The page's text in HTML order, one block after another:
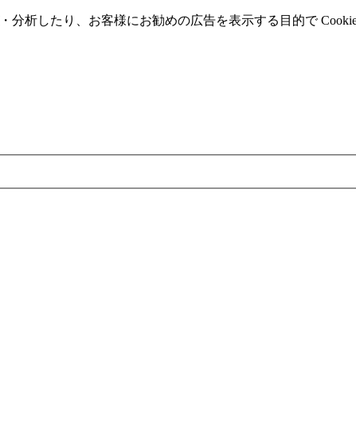
析したり、お客様にお勧めの広告を表⽰する⽬的で